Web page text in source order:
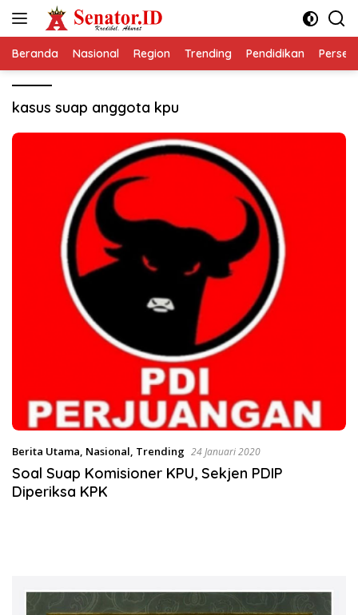
Beranda Nasional Region Trending Pendidikan
kasus suap anggota kpu
Berita Utama, Nasional, Trending 24 Januari 2020
Soal Suap Komisioner KPU, Sekjen PDIP
Diperiksa KPK